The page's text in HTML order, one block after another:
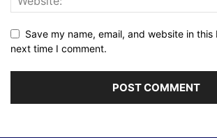
Save my name, email, and website in
next time I comment.